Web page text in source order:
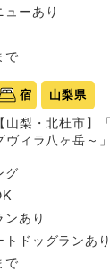
ューあり
で
宿 山梨県
【山梨・北杜市】
ヴィラ八ヶ岳～」
グ
あり
トドッグランあり
で